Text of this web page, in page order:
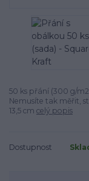
50 ks přání (300 g/
Nemusíte tak měřit,
13,5 cm celý popis
Dostupnost